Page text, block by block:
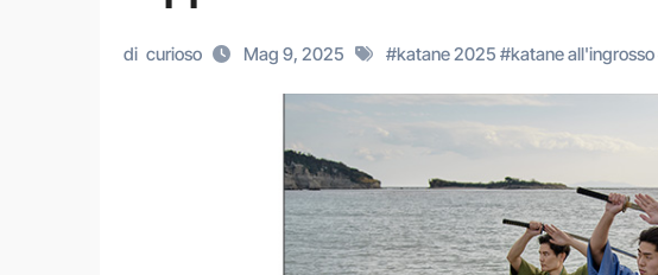
di curioso Mag 9, 2025 #katane 2025 #katane all'ingrosso